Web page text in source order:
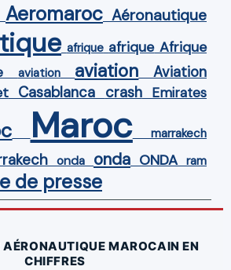
Aeromaroc Aéronautique
afrique afrique Afrique
aviation aviation Aviation
Casablanca crash Emirates
Maroc marrakech
onda onda ONDA ram
de presse
MAROCAIN EN
CHIFFRES